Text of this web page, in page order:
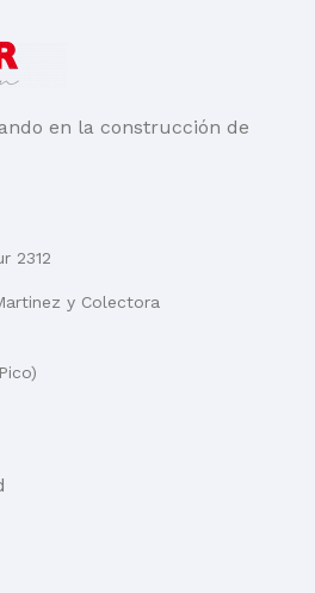
en la construcción de
2312
y Colectora